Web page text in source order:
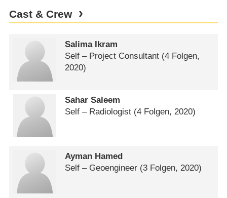
Cast & Crew
Salima Ikram
Self – Project Consultant (4 Folgen,
2020)
Sahar Saleem
Self – Radiologist (4 Folgen, 2020)
Ayman Hamed
Self – Geoengineer (3 Folgen, 2020)